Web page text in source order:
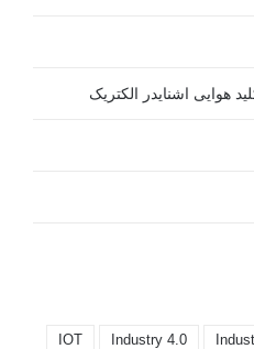
هوایی اشنایدر الکتریک
Industry 4.0
IOT